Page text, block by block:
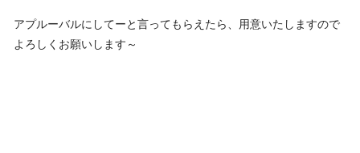
アプルーバルにしてーと言ってもらえたら、用意いたしますので
よろしくお願いします～